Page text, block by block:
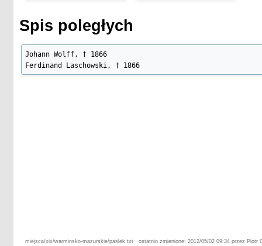
Spis poległych
Johann Wolff, † 1866
Ferdinand Laschowski, † 1866
miejsca/xix/warminsko-mazurskie/paslek.txt · ostatnio zmienione: 2012/05/02 09:34 przez Piotr